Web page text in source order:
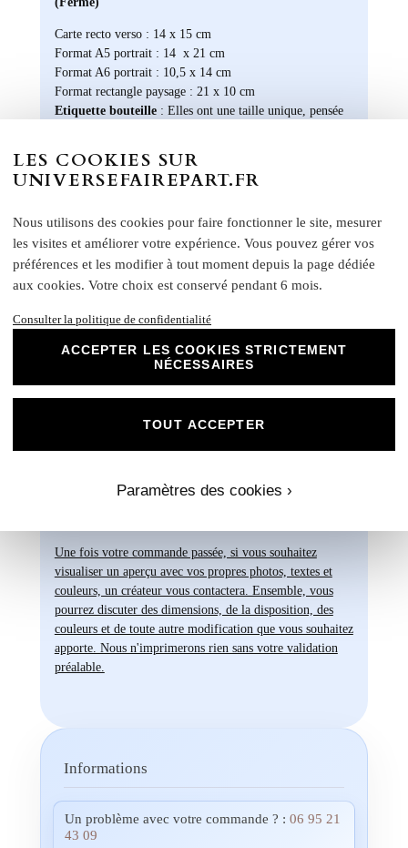
Carte recto verso : 14 x 15 cm
Format A5 portrait : 14 x 21 cm
Format A6 portrait : 10,5 x 14 cm
Format rectangle paysage : 21 x 10 cm
Etiquette bouteille: Elles ont une taille unique, pensée
Notre papier Mat Supérieur sont le choix
invitations d'anniversaire, des cartes de
remerciements et bien plus encore. Optez
pour ce papier de haute qualité pour un
résultat impeccable qui ravira vos invités et
marquera l'élégance de vos évènements
spéciaux. Laissez libre cours à votre
créativité et personnalisez nos papiers Mat
Supérieur pour créer des souvenirs uniques
et inoubliables.
tout en œuvre pour vous offrir des produits
expertise et à notre passion pour vous
accompagner dans la réalisation de vos
Une fois votre commande passée, si vous souhaitez
visualiser un aperçu avec vos propres photos, textes et
couleurs, un créateur vous contactera. Ensemble, vous
pourrez discuter des dimensions, de la disposition, des
couleurs et de toute autre modification que vous souhaitez
apporte. Nous n'imprimerons rien sans votre validation
préalable.
Informations
Un problème avec votre commande ? : 06 95 21
43 09
LES COOKIES SUR
UNIVERSEFAIREPART.FR
Nous utilisons des cookies pour faire fonctionner le site, mesurer
les visites et améliorer votre expérience. Vous pouvez gérer vos
préférences et les modifier à tout moment depuis la page dédiée
aux cookies. Votre choix est conservé pendant 6 mois.
Consulter la politique de confidentialité
ACCEPTER LES COOKIES STRICTEMENT
NÉCESSAIRES
Paramètres des cookies ›
TOUT ACCEPTER